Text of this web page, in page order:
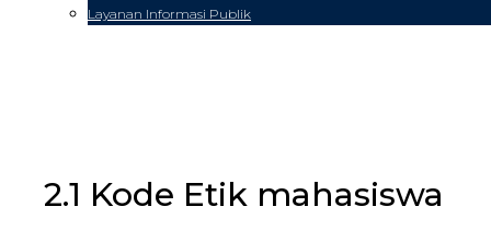
Layanan Informasi Publik
2.1 Kode Etik mahasiswa